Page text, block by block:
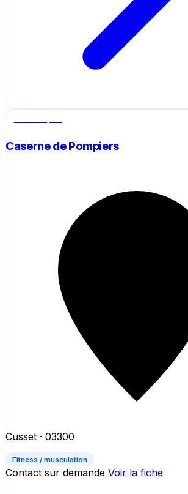
Caserne de Pompiers
Cusset · 03300
Fitness / musculation
Contact sur demande Voir la fiche